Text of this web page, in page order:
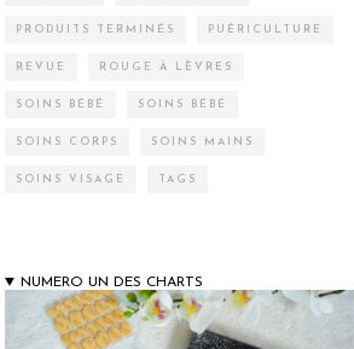
PRODUITS TERMINÉS PUÉRICULTURE
REVUE ROUGE À LÈVRES
SOINS BÉBÉ SOINS BÉBÉ
SOINS CORPS SOINS MAINS
SOINS VISAGE TAGS
NUMERO UN DES CHARTS